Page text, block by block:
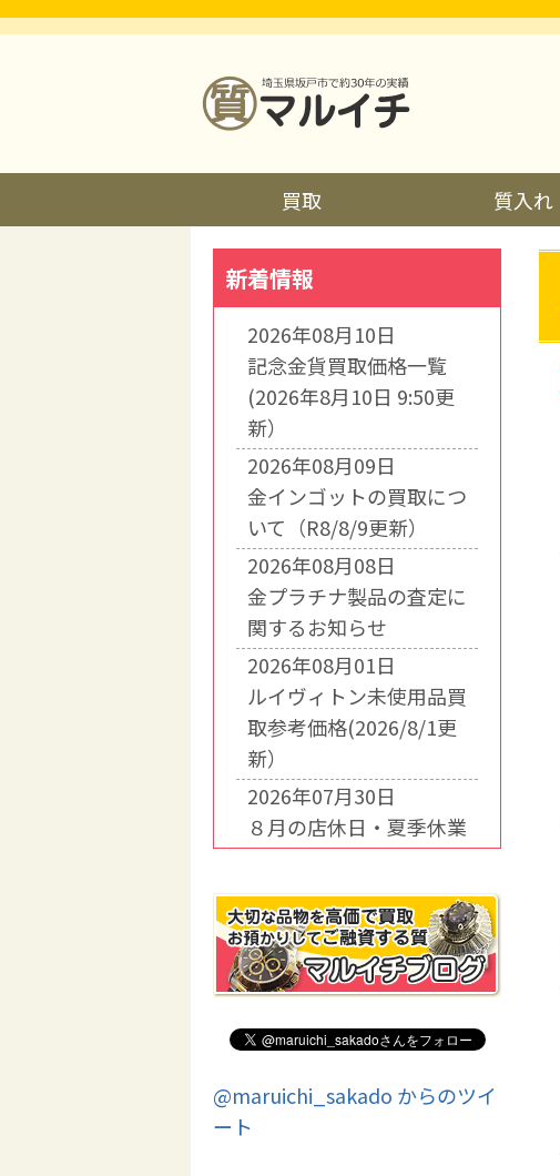
買取 質入れ
新着情報
2026年08月10日
記念金貨買取価格一覧
(2026年8月10日 9:50更
新）
2026年08月09日
金インゴットの買取につ
いて（R8/8/9更新）
2026年08月08日
金プラチナ製品の査定に
関するお知らせ
2026年08月01日
ルイヴィトン未使用品買
取参考価格(2026/8/1更
新）
2026年07月30日
８月の店休日・夏季休業
@maruichi_sakado からのツイ
ート